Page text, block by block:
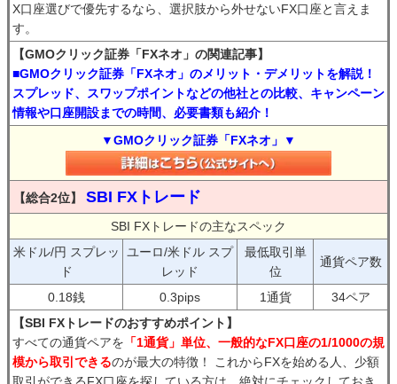
X口座選びで優先するなら、選択肢から外せないFX口座と言えま
す。
【GMOクリック証券「FXネオ」の関連記事】
■GMOクリック証券「FXネオ」のメリット・デメリットを解説！
スプレッド、スワップポイントなどの他社との比較、キャンペーン
情報や口座開設までの時間、必要書類も紹介！
▼GMOクリック証券「FXネオ」▼
【総合2位】 SBI FXトレード
SBI FXトレードの主なスペック
米ドル/円 スプレッ
ド
ユーロ/米ドル スプ
レッド
最低取引単
位
通貨ペア数
0.18銭 0.3pips 1通貨
34ペア
【SBI FXトレードのおすすめポイント】
すべての通貨ペアを 「1通貨」単位、一般的なFX口座の1/1000の規
模から取引できるのが最大の特徴！ これからFXを始める人、少額